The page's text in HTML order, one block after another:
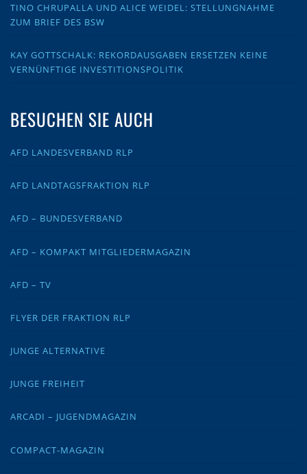
TINO CHRUPALLA UND ALICE WEIDEL: STELLUNGNAHME
ZUM BRIEF DES BSW
KAY GOTTSCHALK: REKORDAUSGABEN ERSETZEN KEINE
VERNÜNFTIGE INVESTITIONSPOLITIK
BESUCHEN SIE AUCH
AFD LANDESVERBAND RLP
AFD LANDTAGSFRAKTION RLP
AFD – BUNDESVERBAND
AFD – KOMPAKT MITGLIEDERMAGAZIN
AFD – TV
FLYER DER FRAKTION RLP
JUNGE ALTERNATIVE
JUNGE FREIHEIT
ARCADI – JUGENDMAGAZIN
COMPACT-MAGAZIN